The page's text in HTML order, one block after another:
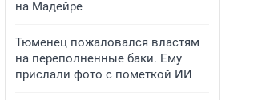
на Мадейре
Тюменец пожаловался властям
на переполненные баки. Ему
прислали фото с пометкой ИИ